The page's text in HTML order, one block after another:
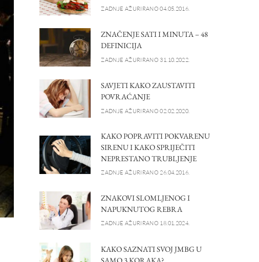
ZADNJE AŽURIRANO 04.05.2016.
ZNAČENJE SATI I MINUTA – 48
DEFINICIJA
ZADNJE AŽURIRANO 31.10.2022.
SAVJETI KAKO ZAUSTAVITI
POVRAĆANJE
ZADNJE AŽURIRANO 02.02.2020.
KAKO POPRAVITI POKVARENU
SIRENU I KAKO SPRIJEČITI
NEPRESTANO TRUBLJENJE
ZADNJE AŽURIRANO 26.04.2016.
ZNAKOVI SLOMLJENOG I
NAPUKNUTOG REBRA
ZADNJE AŽURIRANO 18.01.2024.
KAKO SAZNATI SVOJ JMBG U
SAMO 3 KORAKA?